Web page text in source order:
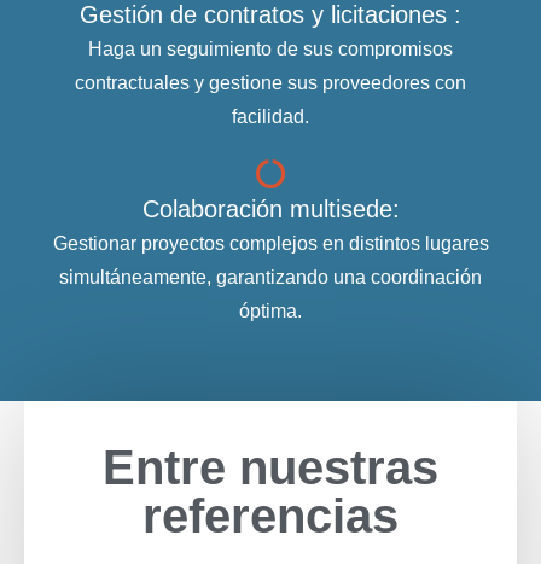
Gestión de contratos y licitaciones :
Haga un seguimiento de sus compromisos
contractuales y gestione sus proveedores con
facilidad.
Colaboración multisede:
Gestionar proyectos complejos en distintos lugares
simultáneamente, garantizando una coordinación
óptima.
Entre nuestras
referencias